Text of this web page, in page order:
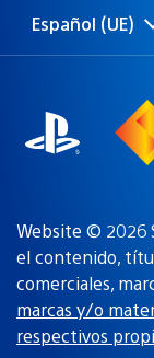
Selecciona
una
Región
actual:
Español (UE)
Website © 2026
el contenido,
comerciales,
marcas y/o
respectivos